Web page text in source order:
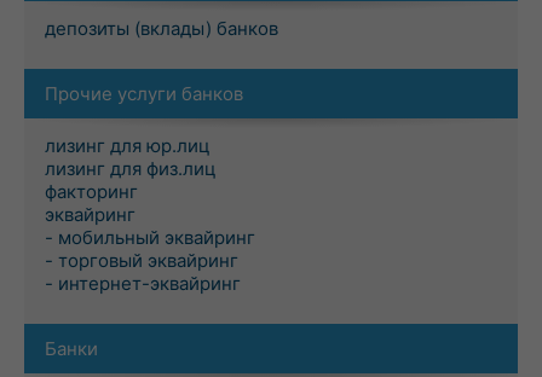
депозиты (вклады) банков
Прочие услуги банков
лизинг для юр.лиц
лизинг для физ.лиц
факторинг
эквайринг
- мобильный эквайринг
- торговый эквайринг
- интернет-эквайринг
Банки